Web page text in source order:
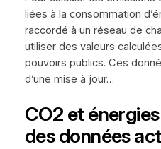
liées à la consommation
raccordé à un réseau de
utiliser des valeurs
pouvoirs publics. Ces
d’une mise à jour…
CO2 et
des données